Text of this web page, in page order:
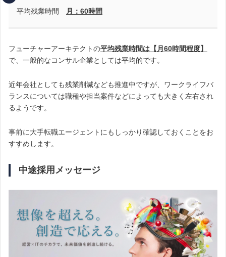
平均残業時間 月：60時間
フューチャーアーキテクトの平均残業時間は【月60時間程度】
で、一般的なコンサル企業としては平均的です。
近年会社としても残業削減なども推進中ですが、ワークライフバ
ランスについては職種や担当案件などによっても大きく左右され
るようです。
事前に大手転職エージェントにもしっかり確認しておくことをお
すすめします。
中途採用メッセージ